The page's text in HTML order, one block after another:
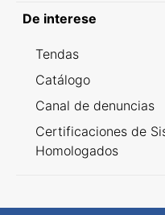
De interese
Tendas
Catálogo
Canal de denuncias
Certificaciones de
Homologados